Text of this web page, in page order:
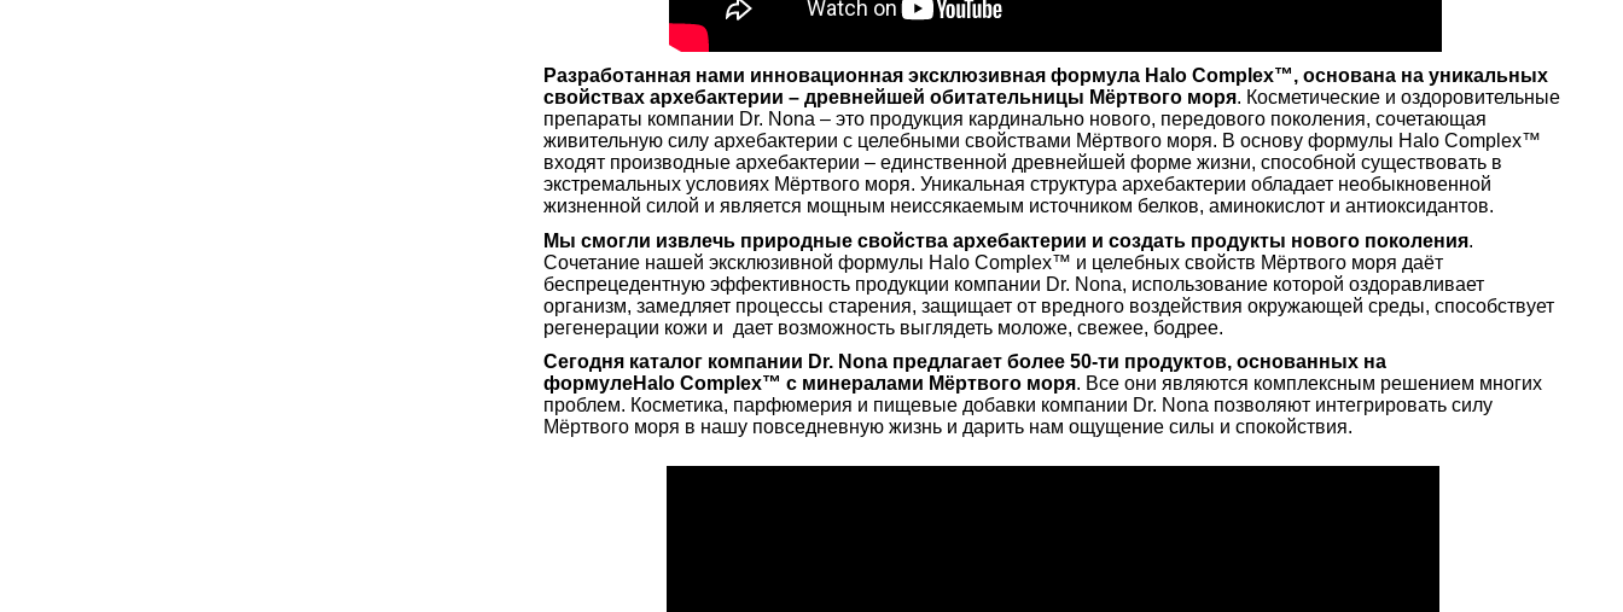
Разработанная нами инновационная эксклюзивная формула HaloComplex™, основана на уникальных
свойствах архебактерии – древнейшей обитательницы Мёртвого моря. Косметические и оздоровительные
препараты компании Dr. Nona – это продукция кардинально нового, передового поколения, сочетающая
живительную силу архебактерии с целебными свойствами Мёртвого моря. В основу формулы Halo Complex™
входят производные архебактерии – единственной древнейшей форме жизни, способной существовать в
экстремальных условиях Мёртвого моря. Уникальная структура архебактерии обладает необыкновенной
жизненной силой и является мощным неиссякаемым источником белков, аминокислот и антиоксидантов.
Мы смогли извлечь природные свойства архебактерии и создать продукты нового поколения.
Сочетание нашей эксклюзивной формулы Halo Complex™ и целебных свойств Мёртвого моря даёт
беспрецедентную эффективность продукции компании Dr. Nona, использование которой оздоравливает
организм, замедляет процессы старения, защищает от вредного воздействия окружающей среды, способствует
регенерации кожи и дает возможность выглядеть моложе, свежее, бодрее.
Сегодня каталог компании Dr. Nona предлагает более 50-ти продуктов, основанных на
формулеHaloComplex™ с минералами Мёртвого моря. Все они являются комплексным решением многих
проблем. Косметика, парфюмерия и пищевые добавки компании Dr. Nona позволяют интегрировать силу
Мёртвого моря в нашу повседневную жизнь и дарить нам ощущение силы и спокойствия.